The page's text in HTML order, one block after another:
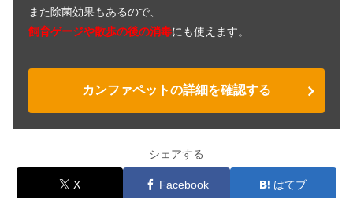
また除菌効果もあるので、
飼育ゲージや散歩の後の消毒にも使えます。
カンファペットの詳細を確認する
シェアする
X Facebook はてブ